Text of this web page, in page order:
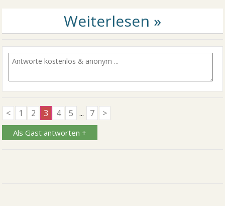
< 1 2 3 4 5 ... 7 >
Als Gast antworten +